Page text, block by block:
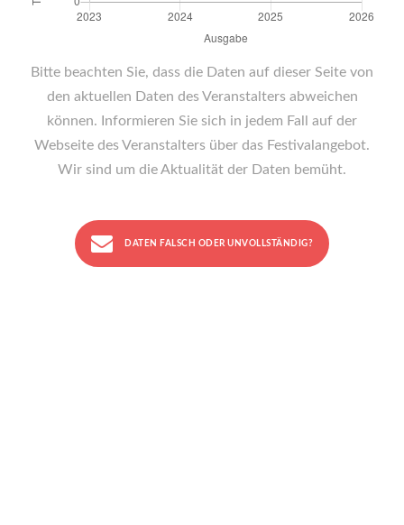
Bitte beachten Sie, dass die Daten auf dieser Seite von
den aktuellen Daten des Veranstalters abweichen
können. Informieren Sie sich in jedem Fall auf der
Webseite des Veranstalters über das Festivalangebot.
Wir sind um die Aktualität der Daten bemüht.
DATEN FALSCH ODER UNVOLLSTÄNDIG?